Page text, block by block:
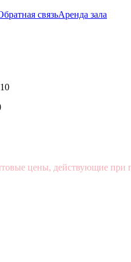
связьАренда зала
цены, действующие при